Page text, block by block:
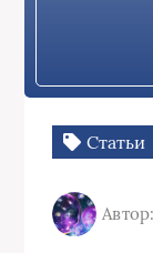
Статьи